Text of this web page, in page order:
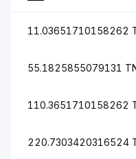
11.03651710158262
55.1825855079131
110.3651710158262
220.7303420316524